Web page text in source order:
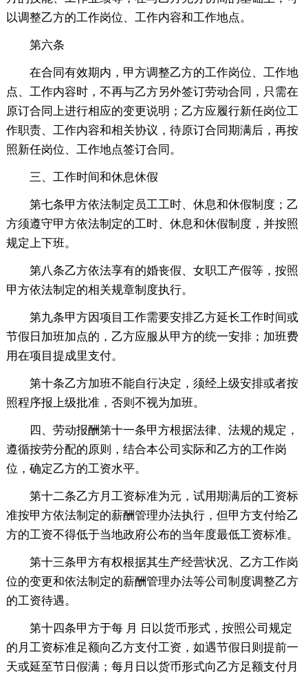
以调整乙方的工作岗位、工作内容和工作地点。
第六条
在合同有效期内，甲方调整乙方的工作岗位、工作地
点、工作内容时，不再与乙方另外签订劳动合同，只需在
原订合同上进行相应的变更说明；乙方应履行新任岗位工
作职责、工作内容和相关协议，待原订合同期满后，再按
照新任岗位、工作地点签订合同。
三、工作时间和休息休假
第七条甲方依法制定员工工时、休息和休假制度；乙
方须遵守甲方依法制定的工时、休息和休假制度，并按照
规定上下班。
第八条乙方依法享有的婚丧假、女职工产假等，按照
甲方依法制定的相关规章制度执行。
第九条甲方因项目工作需要安排乙方延长工作时间或
节假日加班加点的，乙方应服从甲方的统一安排；加班费
用在项目提成里支付。
第十条乙方加班不能自行决定，须经上级安排或者按
照程序报上级批准，否则不视为加班。
四、劳动报酬第十一条甲方根据法律、法规的规定，
遵循按劳分配的原则，结合本公司实际和乙方的工作岗
位，确定乙方的工资水平。
第十二条乙方月工资标准为元，试用期满后的工资标
准按甲方依法制定的薪酬管理办法执行，但甲方支付给乙
方的工资不得低于当地政府公布的当年度最低工资标准。
第十三条甲方有权根据其生产经营状况、乙方工作岗
位的变更和依法制定的薪酬管理办法等公司制度调整乙方
的工资待遇。
第十四条甲方于每 月 日以货币形式，按照公司规定
的月工资标准足额向乙方支付工资，如遇节假日则提前一
天或延至节日假满；每月日以货币形式向乙方足额支付月